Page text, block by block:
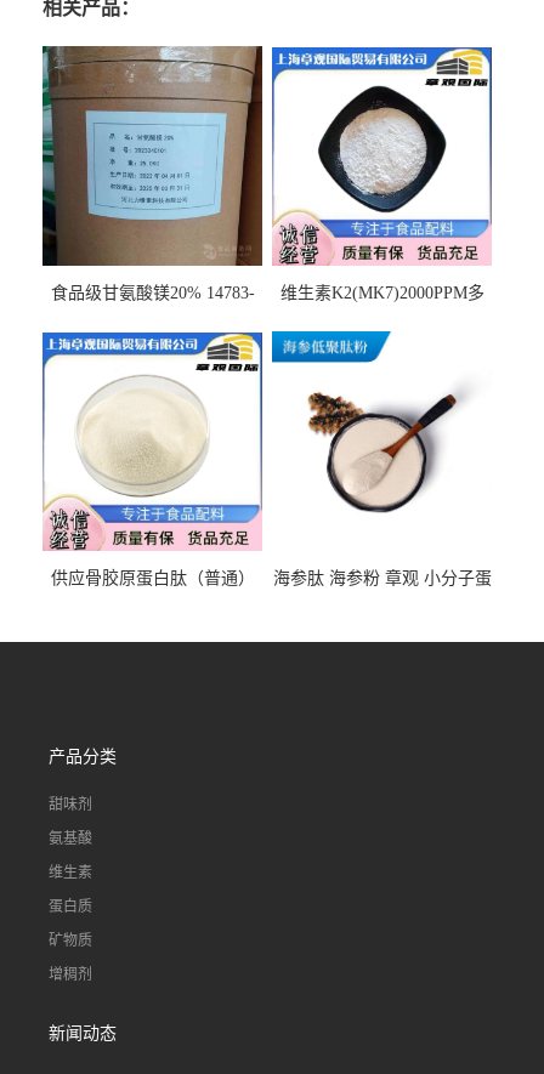
相关产品：
食品级甘氨酸镁20% 14783-
饮料 20%
维生素K2(MK7)2000PPM多
应
供应骨胶原蛋白肽（普通）
海参肽 海参粉 章观 小分子蛋
产品分类
甜味剂
氨基酸
维生素
蛋白质
矿物质
增稠剂
新闻动态